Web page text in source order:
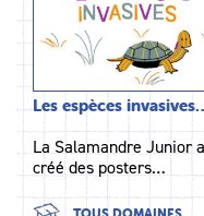
Les espèces
La Salamandre Junior a
créé des posters…